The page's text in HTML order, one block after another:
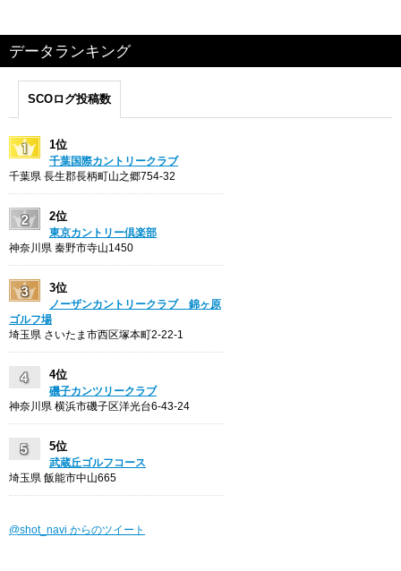
データランキング
SCOログ投稿数
1位
千葉国際カントリークラブ
千葉県 長生郡長柄町山之郷754-32
2位
東京カントリー倶楽部
神奈川県 秦野市寺山1450
3位
ノーザンカントリークラブ 錦ヶ原
ゴルフ場
埼玉県 さいたま市西区塚本町2-22-1
4位
磯子カンツリークラブ
神奈川県 横浜市磯子区洋光台6-43-24
5位
武蔵丘ゴルフコース
埼玉県 飯能市中山665
@shot_navi からのツイート